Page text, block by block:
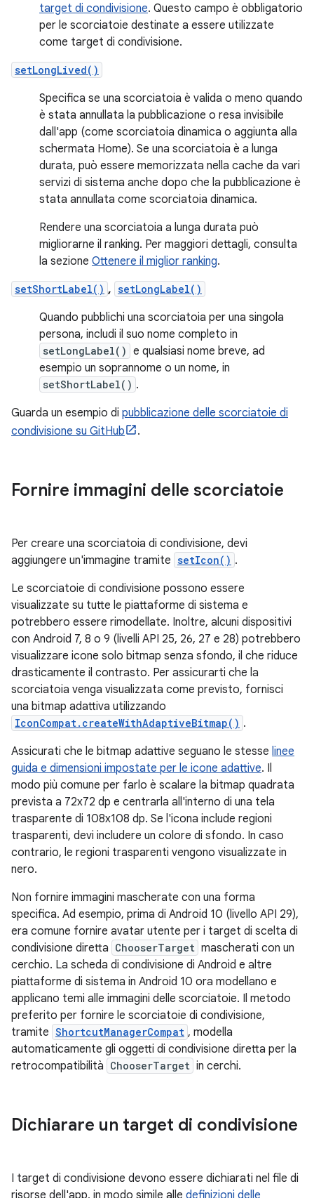
target di condivisione. Questo campo è obbligatorio
per le scorciatoie destinate a essere utilizzate
come target di condivisione.
setLongLived()
Specifica se una scorciatoia è valida o meno quando
è stata annullata la pubblicazione o resa invisibile
dall'app (come scorciatoia dinamica o aggiunta alla
schermata Home). Se una scorciatoia è a lunga
durata, può essere memorizzata nella cache da vari
servizi di sistema anche dopo che la pubblicazione è
stata annullata come scorciatoia dinamica.
Rendere una scorciatoia a lunga durata può
migliorarne il ranking. Per maggiori dettagli, consulta
la sezione Ottenere il miglior ranking.
setShortLabel() , setLongLabel()
Quando pubblichi una scorciatoia per una singola
persona, includi il suo nome completo in
setLongLabel() e qualsiasi nome breve, ad
esempio un soprannome o un nome, in
setShortLabel() .
Guarda un esempio di pubblicazione delle scorciatoie di
condivisione su GitHub
.
Fornire immagini delle scorciatoie
Per creare una scorciatoia di condivisione, devi
aggiungere un'immagine tramite setIcon() .
Le scorciatoie di condivisione possono essere
visualizzate su tutte le piattaforme di sistema e
potrebbero essere rimodellate. Inoltre, alcuni dispositivi
con Android 7, 8 o 9 (livelli API 25, 26, 27 e 28) potrebbero
visualizzare icone solo bitmap senza sfondo, il che riduce
drasticamente il contrasto. Per assicurarti che la
scorciatoia venga visualizzata come previsto, fornisci
una bitmap adattiva utilizzando
IconCompat.createWithAdaptiveBitmap() .
Assicurati che le bitmap adattive seguano le stesse linee
guida e dimensioni impostate per le icone adattive. Il
modo più comune per farlo è scalare la bitmap quadrata
prevista a 72x72 dp e centrarla all'interno di una tela
trasparente di 108x108 dp. Se l'icona include regioni
trasparenti, devi includere un colore di sfondo. In caso
contrario, le regioni trasparenti vengono visualizzate in
nero.
Non fornire immagini mascherate con una forma
specifica. Ad esempio, prima di Android 10 (livello API 29),
era comune fornire avatar utente per i target di scelta di
condivisione diretta ChooserTarget mascherati con un
cerchio. La scheda di condivisione di Android e altre
piattaforme di sistema in Android 10 ora modellano e
applicano temi alle immagini delle scorciatoie. Il metodo
preferito per fornire le scorciatoie di condivisione,
tramite ShortcutManagerCompat , modella
automaticamente gli oggetti di condivisione diretta per la
retrocompatibilità ChooserTarget in cerchi.
Dichiarare un target di condivisione
I target di condivisione devono essere dichiarati nel file di